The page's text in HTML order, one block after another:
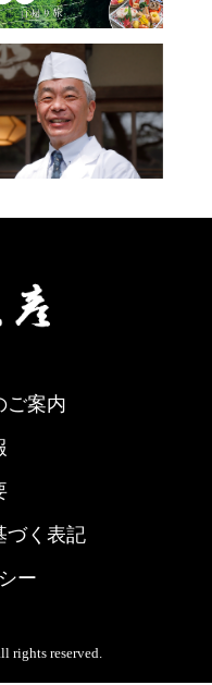
ご案内
づく表記
ー
rights reserved.